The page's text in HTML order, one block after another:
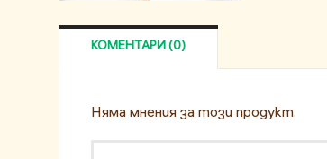
КОМЕНТАРИ (0)
Няма мнения за този продукт.